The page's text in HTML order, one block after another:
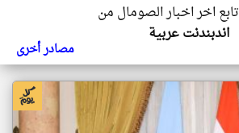
تابع اخر اخبار الصومال من
اندبندنت عربية
مصادر أخرى